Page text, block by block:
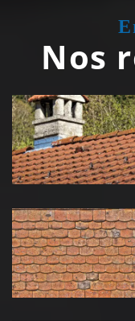
Nos
Couvreur
zingueur 39
Jura
toiture 39
Jura